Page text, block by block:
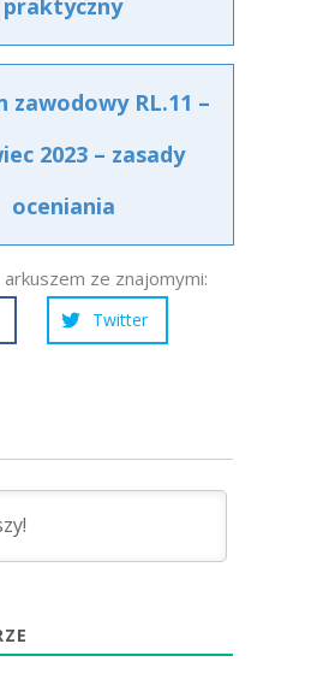
praktyczny
zawodowy RL.11 –
2023 – zasady
oceniania
ze znajomymi:
Twitter